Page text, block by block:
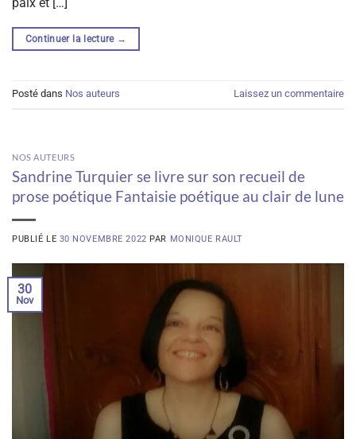
Continuer la lecture →
Posté dans Nos auteurs Laissez un commentaire
NOS AUTEURS
Sandrine Turquier se livre sur son recueil de
prose poétique Fantaisie poétique au clair de lune
PUBLIÉ LE 30 NOVEMBRE 2022 PAR MONIQUE RAULT
30
Nov